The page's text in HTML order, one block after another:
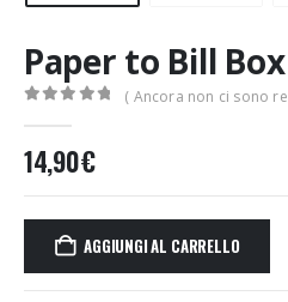
Paper to Bill Box
( Ancora non ci sono
14,90€
AGGIUNGI AL CARRELLO